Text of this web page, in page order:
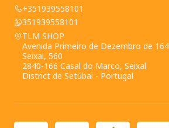
+351939558101
351939558101
TLM SHOP
Avenida Primeiro de Dezembro de
Seixal, 560
2840-166 Casal do Marco, Seixal
District de Setúbal - Portugal